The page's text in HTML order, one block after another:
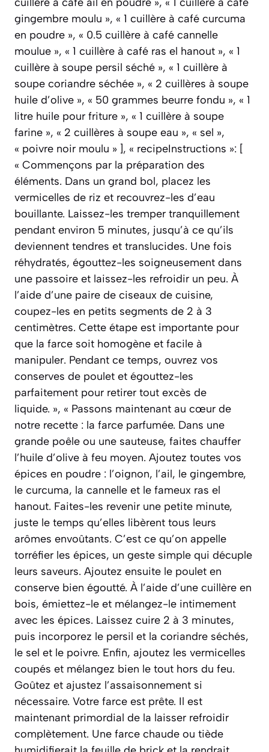
gingembre moulu », « 1 cuillère à café curcuma
en poudre », « 0.5 cuillère à café cannelle
moulue », « 1 cuillère à café ras el hanout », « 1
cuillère à soupe persil séché », « 1 cuillère à
soupe coriandre séchée », « 2 cuillères à soupe
huile d’olive », « 50 grammes beurre fondu », « 1
litre huile pour friture », « 1 cuillère à soupe
farine », « 2 cuillères à soupe eau », « sel »,
« poivre noir moulu » ], « recipeInstructions »: [
« Commençons par la préparation des
éléments. Dans un grand bol, placez les
vermicelles de riz et recouvrez-les d’eau
bouillante. Laissez-les tremper tranquillement
pendant environ 5 minutes, jusqu’à ce qu’ils
deviennent tendres et translucides. Une fois
réhydratés, égouttez-les soigneusement dans
une passoire et laissez-les refroidir un peu. À
l’aide d’une paire de ciseaux de cuisine,
coupez-les en petits segments de 2 à 3
centimètres. Cette étape est importante pour
que la farce soit homogène et facile à
manipuler. Pendant ce temps, ouvrez vos
conserves de poulet et égouttez-les
parfaitement pour retirer tout excès de
liquide. », « Passons maintenant au cœur de
notre recette : la farce parfumée. Dans une
grande poêle ou une sauteuse, faites chauffer
l’huile d’olive à feu moyen. Ajoutez toutes vos
épices en poudre : l’oignon, l’ail, le gingembre,
le curcuma, la cannelle et le fameux ras el
hanout. Faites-les revenir une petite minute,
juste le temps qu’elles libèrent tous leurs
arômes envoûtants. C’est ce qu’on appelle
torréfier les épices, un geste simple qui décuple
leurs saveurs. Ajoutez ensuite le poulet en
conserve bien égoutté. À l’aide d’une cuillère en
bois, émiettez-le et mélangez-le intimement
avec les épices. Laissez cuire 2 à 3 minutes,
puis incorporez le persil et la coriandre séchés,
le sel et le poivre. Enfin, ajoutez les vermicelles
coupés et mélangez bien le tout hors du feu.
Goûtez et ajustez l’assaisonnement si
nécessaire. Votre farce est prête. Il est
maintenant primordial de la laisser refroidir
complètement. Une farce chaude ou tiède